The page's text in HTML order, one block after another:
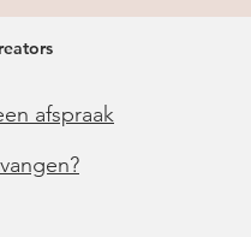
afspraak